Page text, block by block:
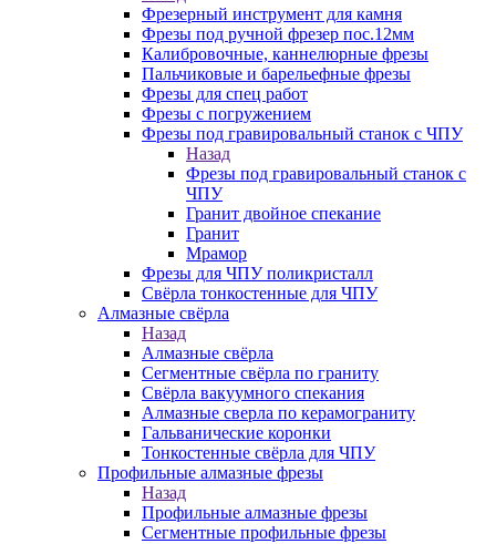
Фрезерный инструмент для камня
Фрезы под ручной фрезер пос.12мм
Калибровочные, каннелюрные фрезы
Пальчиковые и барельефные фрезы
Фрезы для спец работ
Фрезы с погружением
Фрезы под гравировальный станок с ЧПУ
Назад
Фрезы под гравировальный станок с
ЧПУ
Гранит двойное спекание
Гранит
Мрамор
Фрезы для ЧПУ поликристалл
Свёрла тонкостенные для ЧПУ
Алмазные свёрла
Назад
Алмазные свёрла
Сегментные свёрла по граниту
Свёрла вакуумного спекания
Алмазные сверла по керамограниту
Гальванические коронки
Тонкостенные свёрла для ЧПУ
Профильные алмазные фрезы
Назад
Профильные алмазные фрезы
Сегментные профильные фрезы